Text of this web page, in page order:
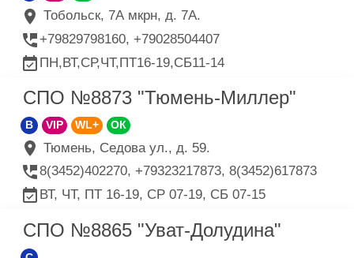
Тобольск, 7А мкрн, д. 7А.
+79829798160, +79028504407
ПН,ВТ,СР,ЧТ,ПТ16-19,СБ11-14
СПО №8873 "Тюмень-Миллер"
B VIP WL+ ОК
Тюмень, Седова ул., д. 59.
8(3452)402270, +79323217873, 8(3452)617873
ВТ, ЧТ, ПТ 16-19, СР 07-19, СБ 07-15
СПО №8865 "Уват-Долудина"